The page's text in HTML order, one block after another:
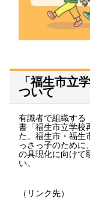
「福生市立
ついて
有識者で組織する
書「福生市立学校
た。福生市・福生
っさっ子のため
の具現化に向けて
い。
（リンク先）